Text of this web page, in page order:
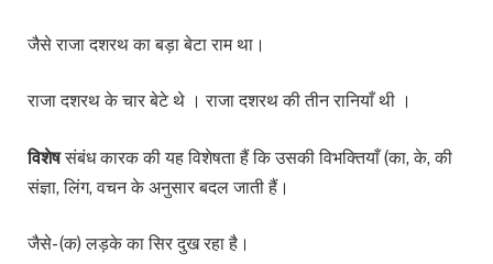
जैसे राजा दशरथ का बड़ा बेटा राम था।
राजा दशरथ के चार बेटे थे । राजा दशरथ की तीन रानियाँ थी ।
विशेषसंबंध कारक की यह विशेषता हैं कि उसकी विभक्तियाँ (का, के, की
संज्ञा, लिंग, वचन के अनुसार बदल जाती हैं।
जैसे- (क) लड़के का सिर दुख रहा है।